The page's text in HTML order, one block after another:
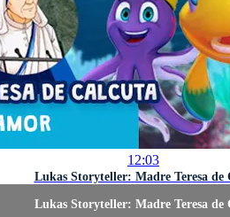
12:03
Lukas Storyteller: Madre Teresa de
Lukas Storyteller: Madre Teresa de